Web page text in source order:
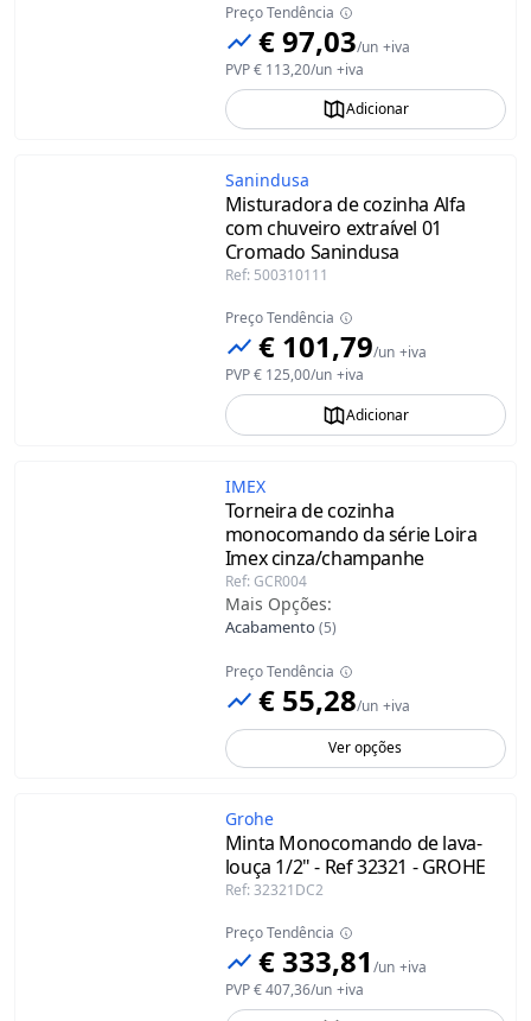
Preço Tendência
€ 97,03/un +iva
PVP€ 113,20/un +iva
Adicionar
Sanindusa
Misturadora de cozinha Alfa
com chuveiro extraível 01
Cromado Sanindusa
Ref: 500310111
Preço Tendência
€ 101,79/un +iva
PVP€ 125,00/un +iva
Adicionar
IMEX
Torneira de cozinha
monocomando da série Loira
Imexcinza/champanhe
Ref: GCR004
Mais Opções:
Acabamento(5)
Preço Tendência
€ 55,28/un +iva
Ver opções
Grohe
Minta Monocomando de lava-
louça 1/2" - Ref 32321 - GROHE
Ref: 32321DC2
Preço Tendência
€ 333,81 /un +iva
PVP€ 407,36/un +iva